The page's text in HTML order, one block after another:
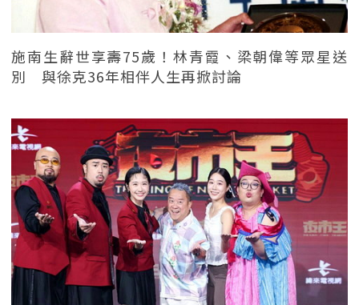
施南生辭世享壽75歲！林青霞、梁朝偉等眾星送
別 與徐克36年相伴人生再掀討論